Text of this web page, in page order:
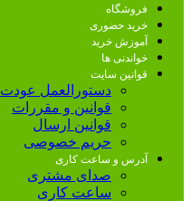
فروشگاه
خرید حضوری
آموزش خرید
خواندنی ها
قوانین سایت
دستورالعمل عودت
قوانین و مقررات
قوانین ارسال
حریم خصوصی
آدرس و ساعت کاری
صدای مشتری
ساعت کاری